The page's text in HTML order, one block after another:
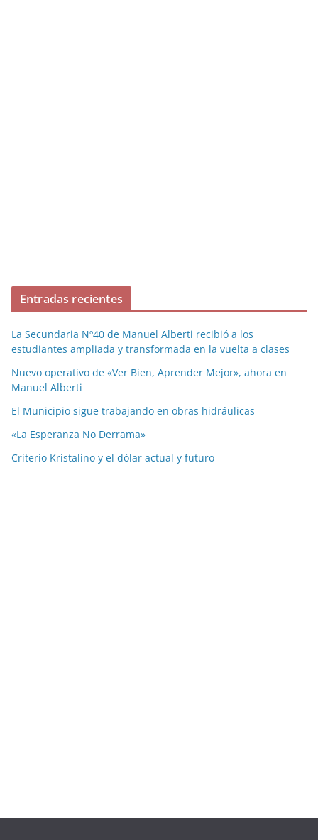
Entradas recientes
La Secundaria Nº40 de Manuel Alberti recibió a los
estudiantes ampliada y transformada en la vuelta a clases
Nuevo operativo de «Ver Bien, Aprender Mejor», ahora en
Manuel Alberti
El Municipio sigue trabajando en obras hidráulicas
«La Esperanza No Derrama»
Criterio Kristalino y el dólar actual y futuro